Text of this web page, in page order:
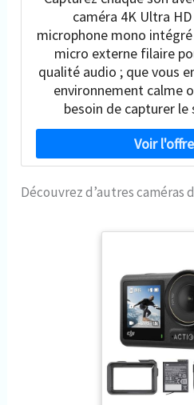
caméra 4K Ultra
microphone mono
micro externe filaire
qualité audio ; que vous
environnement calme
besoin de capturer le
Découvrez d’autres caméras